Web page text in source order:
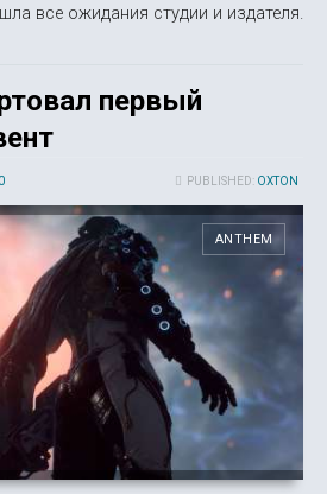
все ожидания студии и издателя.
первый
PUBLISHED: OXTON
0
ANTHEM